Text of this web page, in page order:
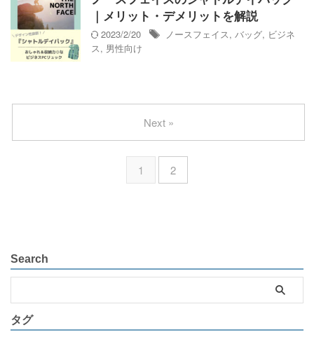
｜メリット・デメリットを解説
2023/2/20
ノースフェイス, バッグ, ビジネ
ス, 男性向け
1 2
Next »
Search
タグ